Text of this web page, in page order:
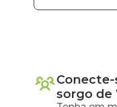
sorgo de